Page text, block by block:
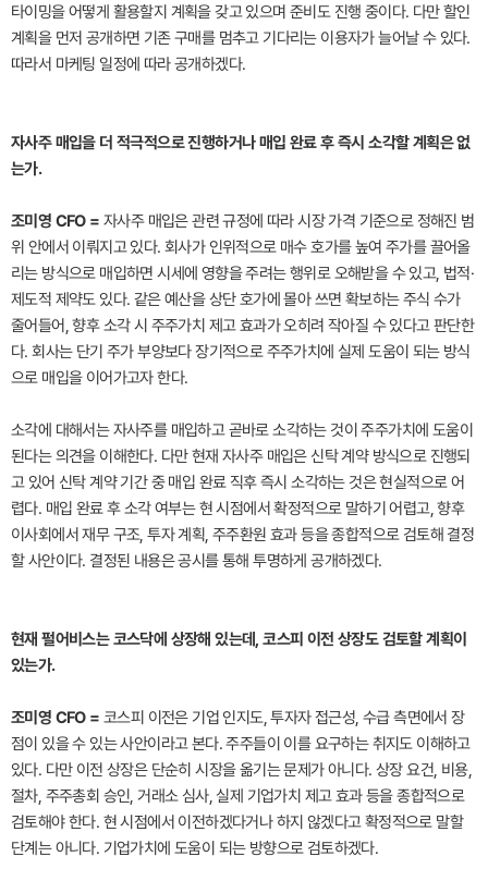
타이밍을 어떻게 활용할지 계획을 갖고 있으며 준비도 진행 중이다. 다만 할인
계획을 먼저 공개하면 기존 구매를 멈추고 기다리는 이용자가 늘어날 수 있다.
따라서 마케팅 일정에 따라 공개하겠다.
자사주 매입을 더 적극적으로 진행하거나 매입 완료 후 즉시 소각할 계획은 없
는가.
조미영 CFO =자사주 매입은 관련 규정에 따라 시장 가격 기준으로 정해진 범
위 안에서 이뤄지고 있다. 회사가 인위적으로 매수 호가를 높여 주가를 끌어올
리는 방식으로 매입하면 시세에 영향을 주려는 행위로 오해받을 수 있고, 법적·
제도적 제약도 있다. 같은 예산을 상단 호가에 몰아 쓰면 확보하는 주식 수가
줄어들어, 향후 소각 시 주주가치 제고 효과가 오히려 작아질 수 있다고 판단한
다. 회사는 단기 주가 부양보다 장기적으로 주주가치에 실제 도움이 되는 방식
으로 매입을 이어가고자 한다.
소각에 대해서는 자사주를 매입하고 곧바로 소각하는 것이 주주가치에 도움이
된다는 의견을 이해한다. 다만 현재 자사주 매입은 신탁 계약 방식으로 진행되
고 있어 신탁 계약 기간 중 매입 완료 직후 즉시 소각하는 것은 현실적으로 어
렵다. 매입 완료 후 소각 여부는 현 시점에서 확정적으로 말하기 어렵고, 향후
이사회에서 재무 구조, 투자 계획, 주주환원 효과 등을 종합적으로 검토해 결정
할 사안이다. 결정된 내용은 공시를 통해 투명하게 공개하겠다.
현재 펄어비스는 코스닥에 상장해 있는데, 코스피 이전 상장도 검토할 계획이
있는가.
조미영 CFO =코스피 이전은 기업 인지도, 투자자 접근성, 수급 측면에서 장
점이 있을 수 있는 사안이라고 본다. 주주들이 이를 요구하는 취지도 이해하고
있다. 다만 이전 상장은 단순히 시장을 옮기는 문제가 아니다. 상장 요건, 비용,
절차, 주주총회 승인, 거래소 심사, 실제 기업가치 제고 효과 등을 종합적으로
검토해야 한다. 현 시점에서 이전하겠다거나 하지 않겠다고 확정적으로 말할
단계는 아니다. 기업가치에 도움이 되는 방향으로 검토하겠다.